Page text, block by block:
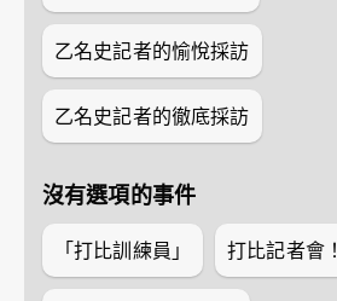
乙名史記者的愉悅採訪
乙名史記者的徹底採訪
沒有選項的事件
「打比訓練員」 打比記者會！